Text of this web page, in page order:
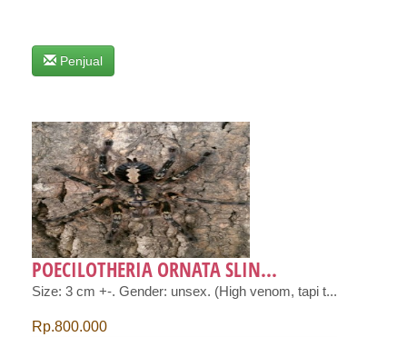
Penjual
POECILOTHERIA ORNATA SLIN...
Size: 3 cm +-. Gender: unsex. (High venom, tapi t...
Rp.800.000